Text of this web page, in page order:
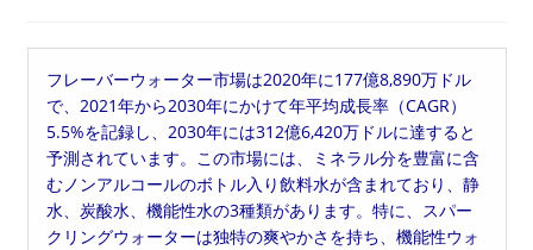
日:
フレーバーウォーター市場は2020年に177億8,890万ドル
で、2021年から2030年にかけて年平均成長率（CAGR）
5.5%を記録し、2030年には312億6,420万ドルに達すると
予測されています。この市場には、ミネラル分を豊富に含
むノンアルコールのボトル入り飲料水が含まれており、静
水、炭酸水、機能性水の3種類があります。特に、スパー
クリングウォーターは独特の爽やかさを持ち、機能性ウォ